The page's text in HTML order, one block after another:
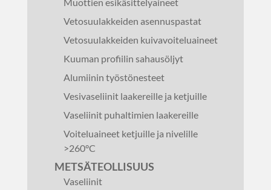
Vetosuulakkeiden asennuspastat
Vetosuulakkeiden kuivavoiteluaineet
Kuuman profiilin sahausöljyt
Alumiinin työstönesteet
Vesivaseliinit laakereille ja ketjuille
Vaseliinit puhaltimien laakereille
Voiteluaineet ketjuille ja nivelille
>260°C
METSÄTEOLLISUUS
Vaseliinit